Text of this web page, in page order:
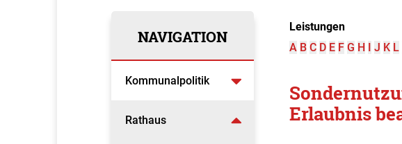
NAVIGATION
Kommunalpolitik
Rathaus
Leistungen
A B C D E F G H I J K L
Erlaubnis